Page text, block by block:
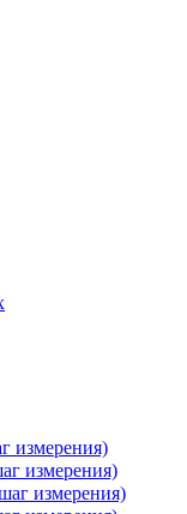
измерения)
измерения)
измерения)